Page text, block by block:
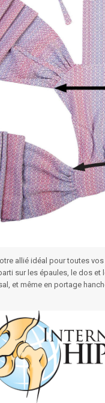
allié idéal pour toutes
sur les épaules, le dos et
et même en portage